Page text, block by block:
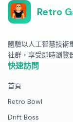
Retro
體驗以人工智慧技術
社群，享受即時瀏覽
快速訪問
首頁
Retro Bowl
Drift Boss